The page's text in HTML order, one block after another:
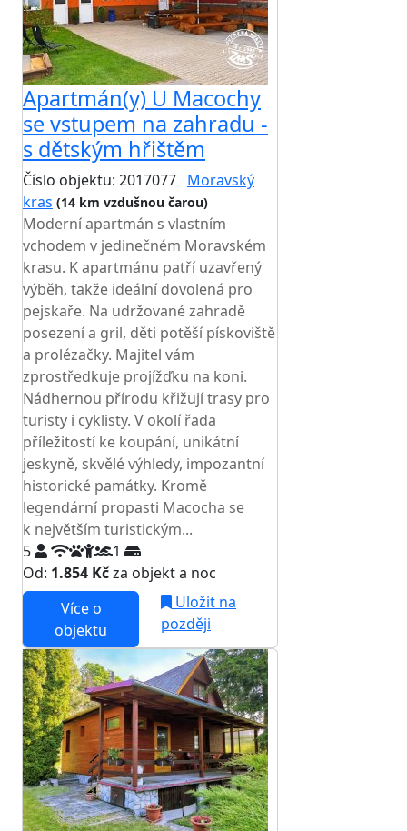
Apartmán(y) U Macochy
se vstupem na zahradu -
s dětským hřištěm
Číslo objektu: 2017077 Moravský
kras (14 km vzdušnou čarou)
Moderní apartmán s vlastním
vchodem v jedinečném Moravském
krasu. K apartmánu patří uzavřený
výběh, takže ideální dovolená pro
pejskaře. Na udržované zahradě
posezení a gril, děti potěší pískoviště
a prolézačky. Majitel vám
zprostředkuje projížďku na koni.
Nádhernou přírodu křižují trasy pro
turisty i cyklisty. V okolí řada
příležitostí ke koupání, unikátní
jeskyně, skvělé výhledy, impozantní
historické památky. Kromě
legendární propasti Macocha se
k největším turistickým...
5
1
Od: 1.854 Kčza objekt a noc
Více o
objektu
Uložit na
později